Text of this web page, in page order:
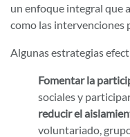
un enfoque integral que
como las intervenciones
Algunas estrategias
Fomentar la
sociales y
reducir el
voluntariado,